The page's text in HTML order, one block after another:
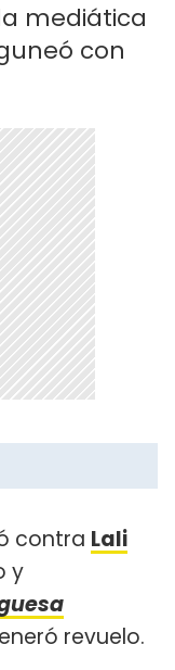
mediática
con
contra Lali
y
revuelo.